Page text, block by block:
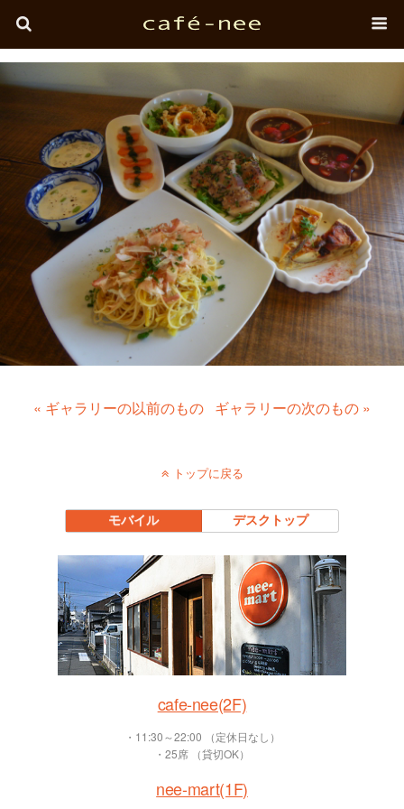
« ギャラリーの以前のもの ギャラリーの次のもの »
トップに戻る
モバイル デスクトップ
cafe-nee(2F)
・11:30～22:00 （定休日なし）
・25席 （貸切OK）
nee-mart(1F)